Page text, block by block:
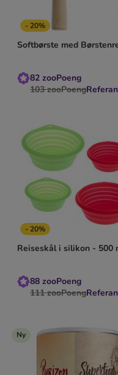
- 20%
Softbørste med
82 zooPoeng
103 zooPoeng
- 20%
88 zooPoeng
111 zooPoeng
Ny